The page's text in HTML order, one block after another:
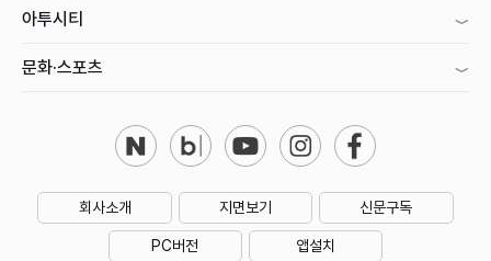
아투시티
문화·스포츠
회사소개 지면보기 신문구독
PC버전 앱설치